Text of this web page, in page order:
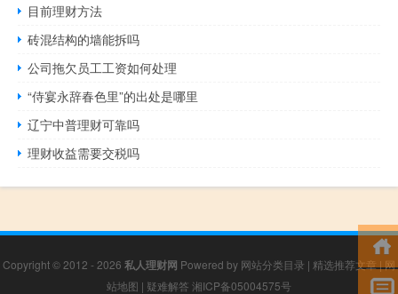
目前理财方法
砖混结构的墙能拆吗
公司拖欠员工工资如何处理
“侍宴永辞春色里”的出处是哪里
辽宁中普理财可靠吗
理财收益需要交税吗
Copyright © 2012 - 2026 私人理财网 Powered by 网站分类目录 | 精选推荐文章|网
站地图 | 疑难解答 湘ICP备05004575号